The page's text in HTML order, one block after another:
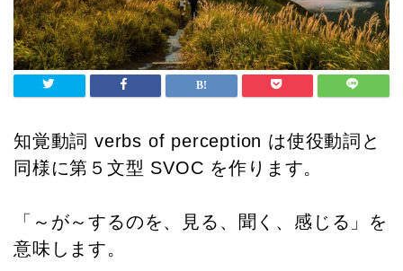
知覚動詞 verbs of perception は使役動詞と
同様に第５文型 SVOC を作ります。
「～が～するのを、見る、聞く、感じる」を
意味します。